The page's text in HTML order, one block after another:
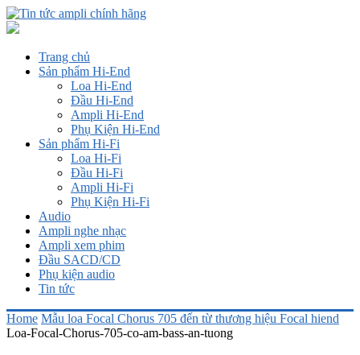
Trang chủ
Sản phẩm Hi-End
Loa Hi-End
Đầu Hi-End
Ampli Hi-End
Phụ Kiện Hi-End
Sản phẩm Hi-Fi
Loa Hi-Fi
Đầu Hi-Fi
Ampli Hi-Fi
Phụ Kiện Hi-Fi
Audio
Ampli nghe nhạc
Ampli xem phim
Đầu SACD/CD
Phụ kiện audio
Tin tức
Home Mẫu loa Focal Chorus 705 đến từ thương hiệu Focal hiend
Loa-Focal-Chorus-705-co-am-bass-an-tuong